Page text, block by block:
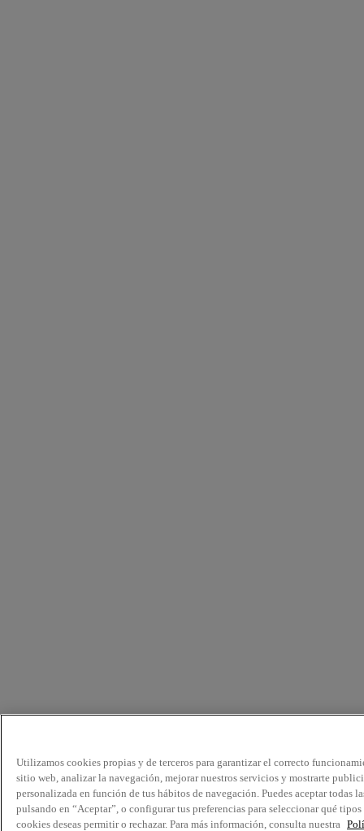
Utilizamos cookies propias y de terceros para garantizar el correcto
sitio web, analizar la navegación, mejorar nuestros servicios y mostrarte
personalizada en función de tus hábitos de navegación. Puedes aceptar todas
pulsando en “Aceptar”, o configurar tus preferencias para seleccionar qué tipos
cookies deseas permitir o rechazar. Para más información, consulta nuestra